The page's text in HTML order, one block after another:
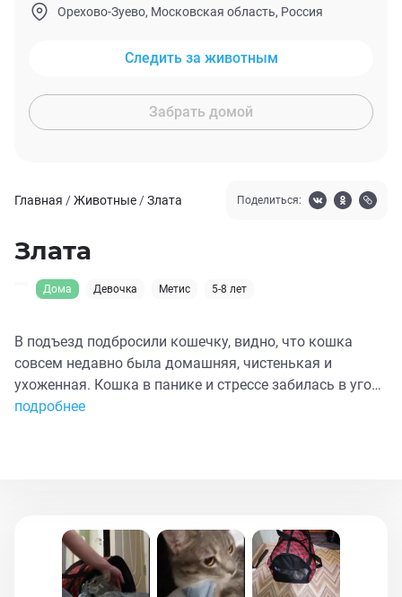
Орехово-Зуево, Московская область, Россия
Следить за животным
Забрать домой
Главная /Животные /Злата Поделиться:
Злата
Дома Девочка Метис 5-8 лет
В подъезд подбросили кошечку, видно, что кошка
совсем недавно была домашняя, чистенькая и
ухоженная. Кошка в панике и стрессе забилась в угол
и громко мяукала. Из расспросов соседей, удалось
подробнее